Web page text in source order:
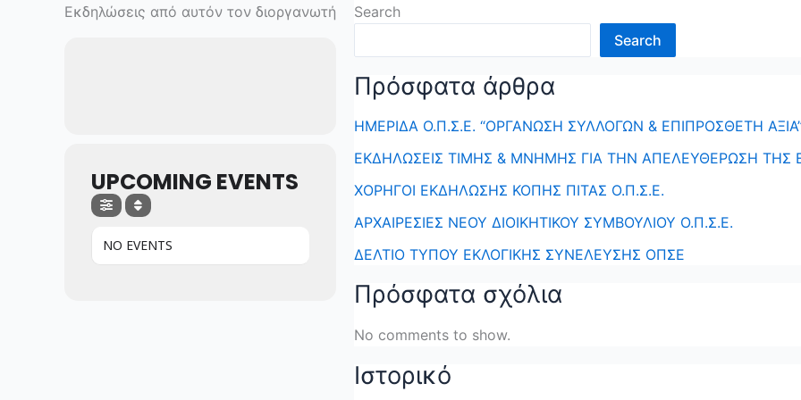
Εκδηλώσεις από αυτόν τον διοργανωτή
UPCOMING EVENTS
NO EVENTS
Search
Search
Πρόσφατα άρθρα
ΗΜΕΡΙΔΑ Ο.Π.Σ.Ε. “ΟΡΓΑΝΩΣΗ ΣΥΛΛΟΓΩΝ & ΕΠΙΠΡΟΣΘΕΤΗ
ΕΚΔΗΛΩΣΕΙΣ ΤΙΜΗΣ & ΜΝΗΜΗΣ ΓΙΑ ΤΗΝ ΑΠΕΛΕΥΘΕΡΩΣΗ ΤΗΣ
ΧΟΡΗΓΟΙ ΕΚΔΗΛΩΣΗΣ ΚΟΠΗΣ ΠΙΤΑΣ Ο.Π.Σ.Ε.
ΑΡΧΑΙΡΕΣΙΕΣ ΝΕΟΥ ΔΙΟΙΚΗΤΙΚΟΥ ΣΥΜΒΟΥΛΙΟΥ Ο.Π.Σ.Ε.
ΔΕΛΤΙΟ ΤΥΠΟΥ ΕΚΛΟΓΙΚΗΣ ΣΥΝΕΛΕΥΣΗΣ ΟΠΣΕ
Πρόσφατα σχόλια
No comments to show.
Ιστορικό